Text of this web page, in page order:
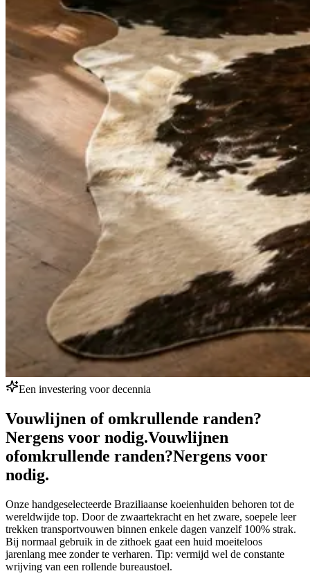
Een investering voor decennia
Vouwlijnen of omkrullende randen?
Nergens voor nodig.Vouwlijnen
ofomkrullende randen?Nergens voor
nodig.
Onze handgeselecteerde Braziliaanse koeienhuiden behoren tot de
wereldwijde top. Door de zwaartekracht en het zware, soepele leer
trekken transportvouwen binnen enkele dagen vanzelf 100% strak.
Bij normaal gebruik in de zithoek gaat een huid moeiteloos
jarenlang mee zonder te verharen. Tip: vermijd wel de constante
wrijving van een rollende bureaustoel.